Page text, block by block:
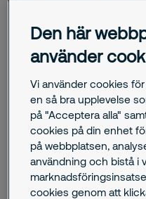
Har du fått en
Kontrollavgift är den avgift
felparkerats. Vi utför
och utfärdar
tomtmark, till exempel hos
köpcentrum.
Den här
använder
Vi använder cookies
en så bra upplevelse
på "Acceptera alla"
cookies på din enhet
på webbplatsen,
användning och bistå i
cookies genom att